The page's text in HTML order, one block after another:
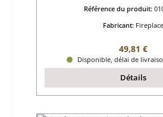
Référence du produit:
Fabricant: Fireplace
Prix
49,81 €
Disponible, délai de
Détails